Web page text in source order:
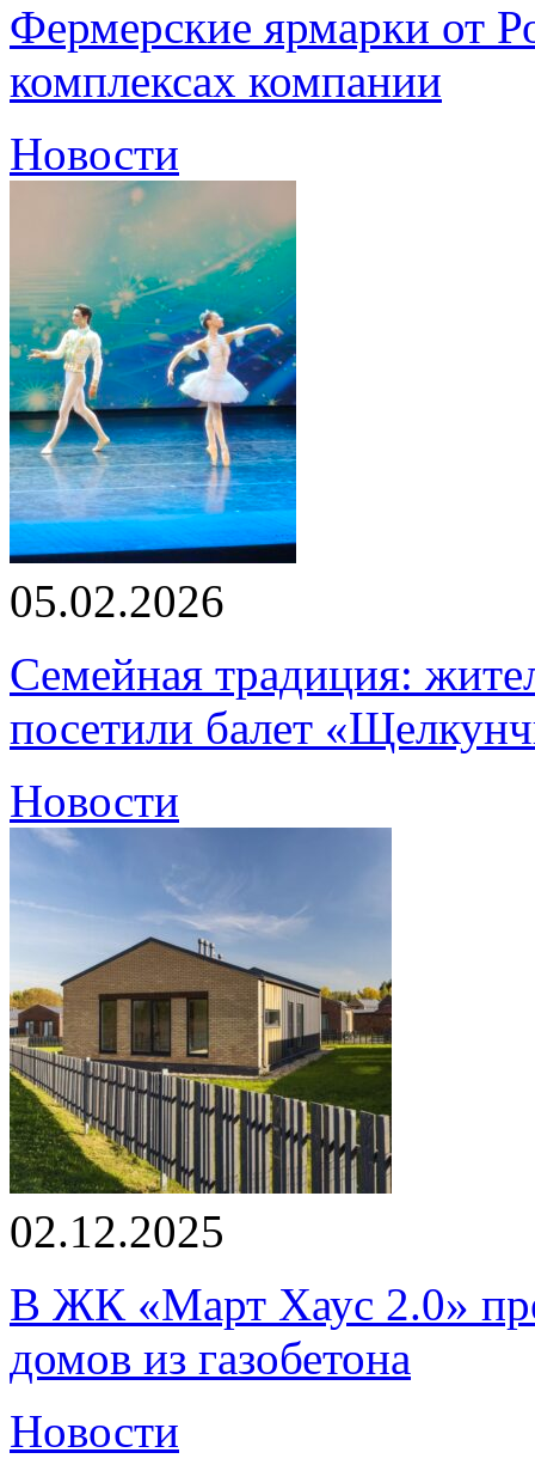
Фермерские ярмарки от
комплексах компании
Новости
05.02.2026
Семейная традиция:
посетили балет
Новости
02.12.2025
В ЖК «Март Хаус 2.0»
домов из газобетона
Новости